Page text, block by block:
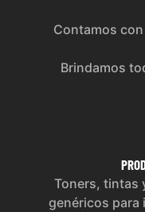
Contamos
Brindamos
Toners, tintas
genéricos para